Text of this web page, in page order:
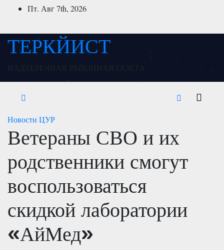
ПерейтиПт. Авг 7th, 2026
ТЕРКЙИСТ
Новости ЦУР
Ветераны СВО и их
родственники смогут
воспользоваться
скидкой лаборатории
«АйМед»